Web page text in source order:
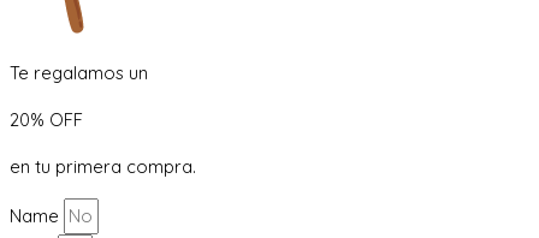
Te regalamos un
20% OFF
en tu primera compra.
Name